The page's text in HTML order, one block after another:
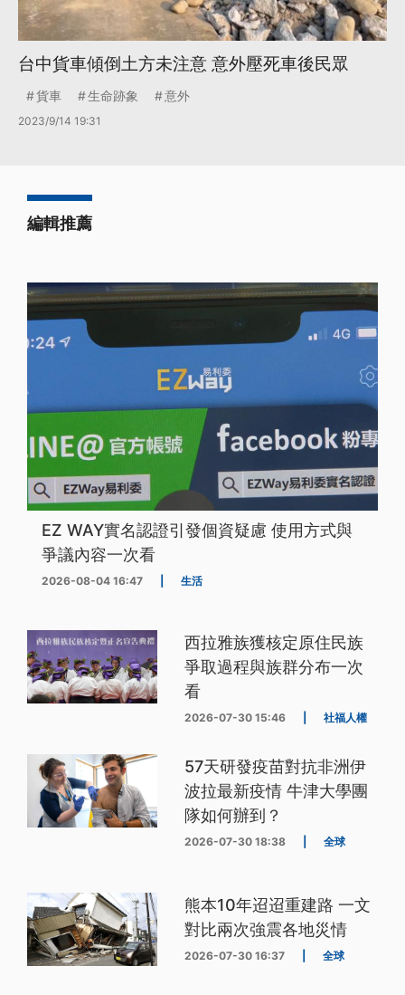
台中貨車傾倒土方未注意 意外壓死車後民眾
貨車 生命跡象 意外
2023/9/14 19:31
編輯推薦
EZ WAY實名認證引發個資疑慮 使用方式與
爭議內容一次看
2026-08-04 16:47 生活
西拉雅族獲核定原住民族
爭取過程與族群分布一次
看
2026-07-30 15:46 社福人權
57天研發疫苗對抗非洲伊
波拉最新疫情 牛津大學團
隊如何辦到？
2026-07-30 18:38 全球
熊本10年迢迢重建路 一文
對比兩次強震各地災情
2026-07-30 16:37 全球